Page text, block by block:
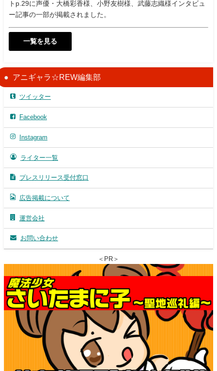
トp.29に声優・大橋彩香様、小野友樹様、武藤志織様インタビュ
ー記事の一部が掲載されました。
一覧を見る
アニギャラ☆REW編集部
ツイッター
Facebook
Instagram
ライター一覧
プレスリリース受付窓口
広告掲載について
運営会社
お問い合わせ
＜PR＞